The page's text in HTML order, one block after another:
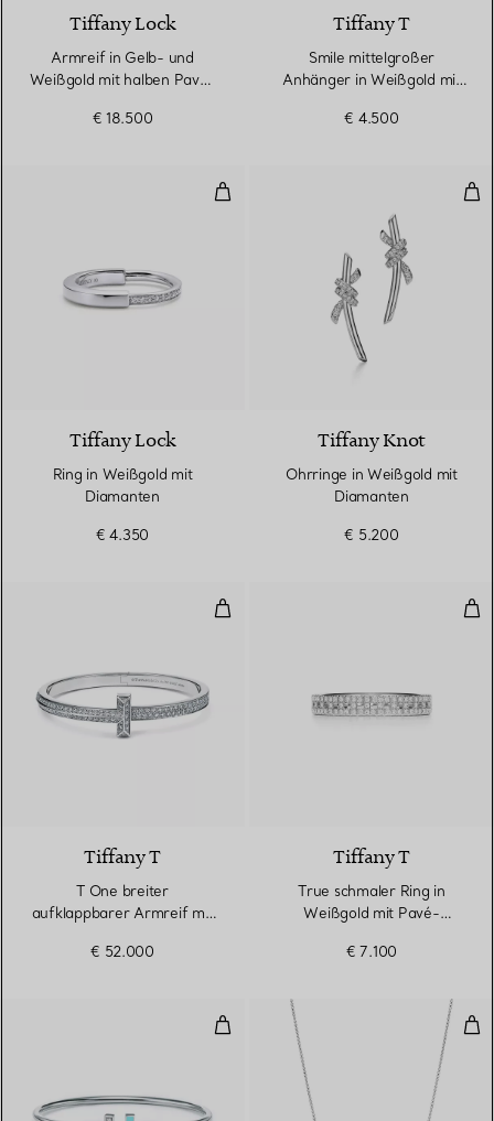
Tiffany Lock
Armreif in Gelb- und
Weißgold mit halben Pavé-
€ 18.500
Tiffany T
Smile mittelgroßer
Anhänger in Weißgold mit
€ 4.500
Ring in Weißgold mit Diamanten
Tiffany Lock
Ring in Weißgold mit
Diamanten
€ 4.350
Tiffany Knot
Ohrringe in Weißgold mit
Diamanten
€ 5.200
T One breiter aufklappbarer
Tiffany T
T One breiter
aufklappbarer Armreif mit
€ 52.000
Tiffany T
True schmaler Ring in
Weißgold mit Pavé-
€ 7.100
Wire Armreif mit Diamanten